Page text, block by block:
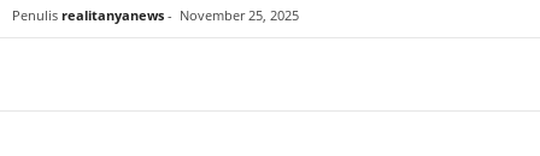
Penulis realitanyanews - November 25, 2025